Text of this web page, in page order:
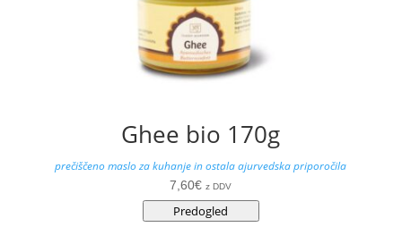
Ghee bio 170g
prečiščeno maslo za kuhanje in ostala ajurvedska priporočila
7,60€ z DDV
Predogled